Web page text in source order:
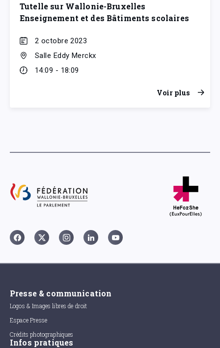
Tutelle sur Wallonie-Bruxelles
Enseignement et des Bâtiments scolaires
2 octobre 2023
Salle Eddy Merckx
14:09 - 18:09
Voir plus
Presse & communication
Logos & Images libres de droit
Espace Presse
Crédits photographiques
Infos pratiques